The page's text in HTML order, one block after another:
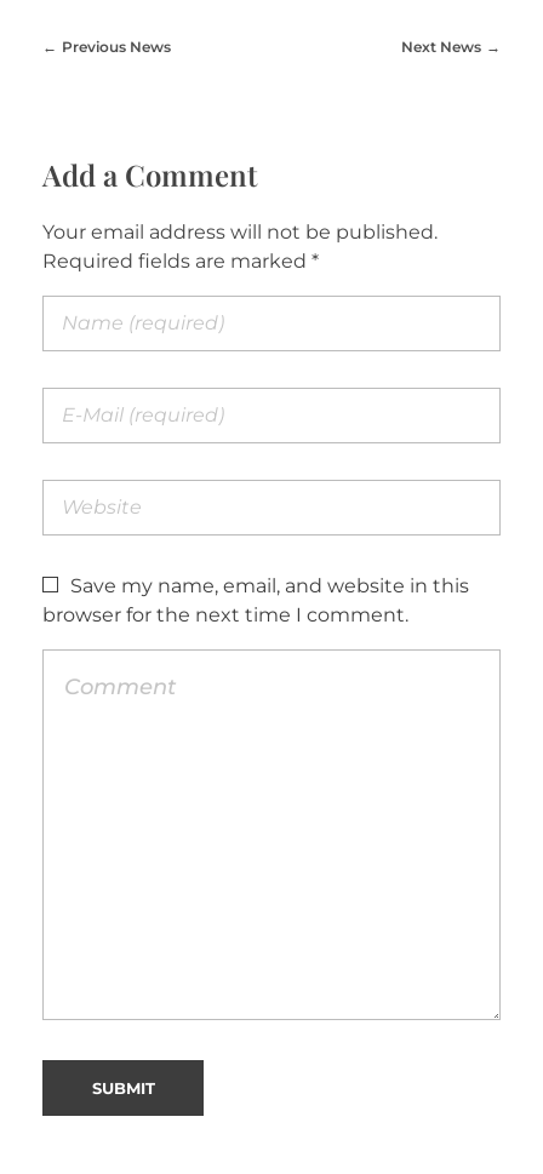
Previous News Next News
Add a Comment
Your email address will not be published.
Required fields are marked *
Save my name, email, and website in this
browser for the next time I comment.